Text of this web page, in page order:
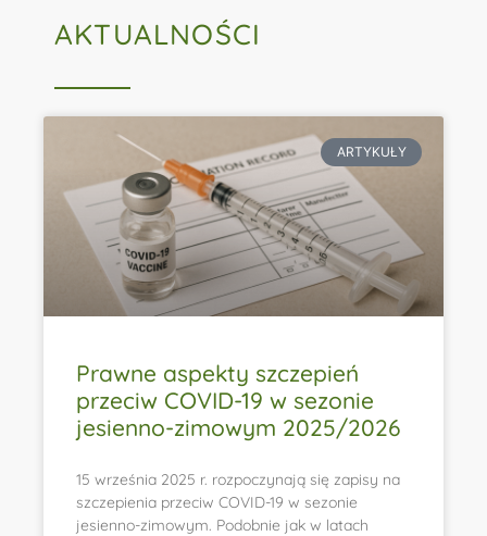
AKTUALNOŚCI
ARTYKUŁY
Prawne aspekty szczepień
przeciw COVID-19 w sezonie
jesienno-zimowym 2025/2026
15 września 2025 r. rozpoczynają się zapisy na
szczepienia przeciw COVID-19 w sezonie
jesienno-zimowym. Podobnie jak w latach